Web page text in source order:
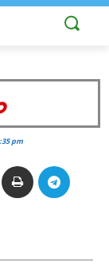
pm